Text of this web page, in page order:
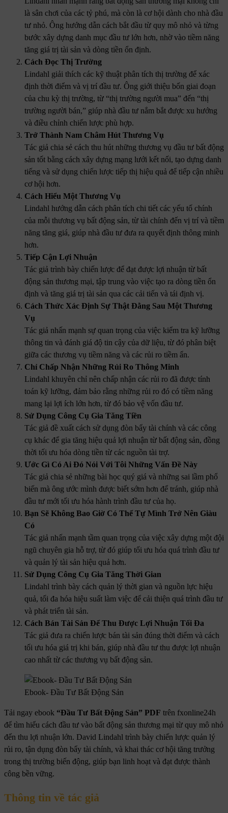
là sân chơi của các tỷ phú, mà còn là cơ hội dành cho nhà đầu
tư nhỏ. Ông hướng dẫn cách bắt đầu từ quy mô nhỏ và từng
bước xây dựng danh mục đầu tư lớn hơn, nhờ vào tiềm năng
tăng giá trị tài sản và dòng tiền ổn định.
Cách Đọc Thị Trường
Lindahl giải thích các kỹ thuật phân tích thị trường để xác
định thời điểm và vị trí đầu tư. Ông giới thiệu bốn giai đoạn
của chu kỳ thị trường, từ “thị trường người mua” đến “thị
trường người bán,” giúp nhà đầu tư nắm bắt được xu hướng
và điều chỉnh chiến lược phù hợp.
Trở Thành Nam Châm Hút Thương Vụ
Tác giả chia sẻ cách thu hút những thương vụ đầu tư bất động
sản tốt bằng cách xây dựng mạng lưới kết nối, tạo dựng danh
tiếng và sử dụng chiến lược tiếp thị hiệu quả để tiếp cận nhiều
cơ hội hơn.
Cách Hiểu Một Thương Vụ
Lindahl hướng dẫn cách phân tích chi tiết các yếu tố chính
của mỗi thương vụ bất động sản, từ tài chính đến vị trí và tiềm
năng tăng giá, giúp nhà đầu tư đưa ra quyết định thông minh
hơn.
Tiếp Cận Lợi Nhuận
Tác giả trình bày chiến lược để đạt được lợi nhuận từ bất
động sản thương mại, tập trung vào việc tạo ra dòng tiền ổn
định và tăng giá trị tài sản qua các cải tiến và tái định vị.
Cách Thức Xác Định Sự Thật Đằng Sau Một Thương
Vụ
Tác giả nhấn mạnh sự quan trọng của việc kiểm tra kỹ lưỡng
thông tin và đánh giá độ tin cậy của dữ liệu, từ đó phân biệt
giữa các thương vụ tiềm năng và các rủi ro tiềm ẩn.
Chỉ Chấp Nhận Những Rủi Ro Thông Minh
Lindahl khuyên chỉ nên chấp nhận các rủi ro đã được tính
toán kỹ lưỡng, đảm bảo rằng những rủi ro đó có tiềm năng
mang lại lợi ích lớn hơn, từ đó bảo vệ vốn đầu tư.
Sử Dụng Công Cụ Gia Tăng Tiền
Tác giả đề xuất cách sử dụng đòn bẩy tài chính và các công
cụ khác để gia tăng hiệu quả lợi nhuận từ bất động sản, đồng
thời tối ưu hóa dòng tiền từ các nguồn tài trợ.
Ước Gì Có Ai Đó Nói Với Tôi Những Vấn Đề Này
Tác giả chia sẻ những bài học quý giá và những sai lầm phổ
biến mà ông ước mình được biết sớm hơn để tránh, giúp nhà
đầu tư mới tối ưu hóa hành trình đầu tư của họ.
Bạn Sẽ Không Bao Giờ Có Thể Tự Mình Trở Nên Giàu
Có
Tác giả nhấn mạnh tầm quan trọng của việc xây dựng một đội
ngũ chuyên gia hỗ trợ, từ đó giúp tối ưu hóa quá trình đầu tư
và quản lý tài sản hiệu quả hơn.
Sử Dụng Công Cụ Gia Tăng Thời Gian
Lindahl trình bày cách quản lý thời gian và nguồn lực hiệu
quả, tối đa hóa hiệu suất làm việc để cải thiện quá trình đầu tư
và phát triển tài sản.
Cách Bán Tài Sản Để Thu Được Lợi Nhuận Tối Đa
Tác giả đưa ra chiến lược bán tài sản đúng thời điểm và cách
tối ưu hóa giá trị khi bán, giúp nhà đầu tư thu được lợi nhuận
cao nhất từ các thương vụ bất động sản.
Ebook- Đầu Tư Bất Động Sản
Tải ngay ebook “Đầu Tư Bất Động Sản” PDF trên fxonline24h
để tìm hiểu cách đầu tư vào bất động sản thương mại từ quy mô nhỏ
đến thu lợi nhuận lớn. David Lindahl trình bày chiến lược quản lý
rủi ro, tận dụng đòn bẩy tài chính, và khai thác cơ hội tăng trưởng
trong thị trường biến động, giúp bạn linh hoạt và đạt được thành
công bền vững.
Thông tin về tác giả